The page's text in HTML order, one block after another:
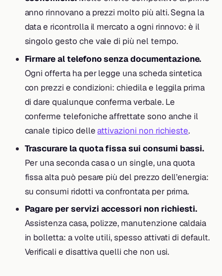
anno rinnovano a prezzi molto più alti. Segna la
data e ricontrolla il mercato a ogni rinnovo: è il
singolo gesto che vale di più nel tempo.
Firmare al telefono senza documentazione.
Ogni offerta ha per legge una scheda sintetica
con prezzi e condizioni: chiedila e leggila prima
di dare qualunque conferma verbale. Le
conferme telefoniche affrettate sono anche il
canale tipico delleattivazioni non richieste.
Trascurare la quota fissa sui consumi bassi.
Per una seconda casa o un single, una quota
fissa alta può pesare più del prezzo dell’energia:
su consumi ridotti va confrontata per prima.
Pagare per servizi accessori non richiesti.
Assistenza casa, polizze, manutenzione caldaia
in bolletta: a volte utili, spesso attivati di default.
Verificali e disattiva quelli che non usi.